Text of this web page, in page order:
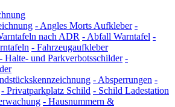
- Angles Morts Aufkleber -
nach ADR - Abfall Warntafel -
- Fahrzeugaufkleber
- Halte- und Parkverbotsschilder -
- Absperrungen -
- Privatparkplatz Schild - Schild Ladestation
- Hausnummern &